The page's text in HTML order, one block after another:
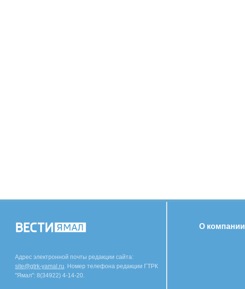
Адрес электронной почты редакции сайта:
site@gtrk-yamal.ru. Номер телефона редакции ГТРК
"Ямал": 8(34922) 4-14-20.
О компании